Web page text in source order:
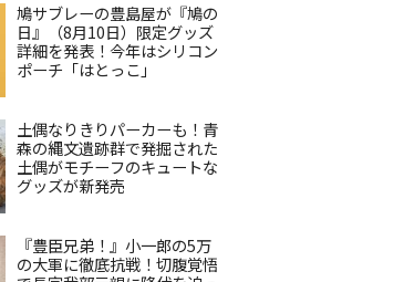
鳩サブレーの豊島屋が『鳩の
日』（8月10日）限定グッズ
詳細を発表！今年はシリコン
ポーチ「はとっこ」
土偶なりきりパーカーも！青
森の縄文遺跡群で発掘された
土偶がモチーフのキュートな
グッズが新発売
『豊臣兄弟！』小一郎の5万
の大軍に徹底抗戦！切腹覚悟